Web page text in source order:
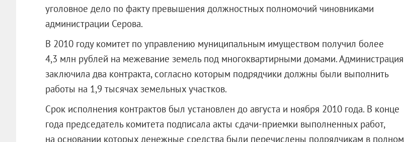
уголовное дело по факту превышения должностных полномочий чиновниками
администрации Серова.
В 2010 году комитет по управлению муниципальным имуществом получил более
4,3 млн рублей на межевание земель под многоквартирными домами. Администрация
заключила два контракта, согласно которым подрядчики должны были выполнить
работы на 1,9 тысячах земельных участков.
Срок исполнения контрактов был установлен до августа и ноября 2010 года. В конце
года председатель комитета подписала акты сдачи-приемки выполненных работ,
на основании которых денежные средства были перечислены подрядчикам в полном